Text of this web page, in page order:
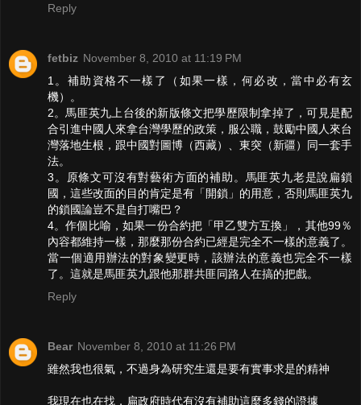
Reply
fetbiz November 8, 2010 at 11:19 PM
1。補助資格不一樣了（如果一樣，何必改，當中必有玄
機）。
2。馬匪英九上台後的新版條文把學歷限制拿掉了，可見是配
合引進中國人來拿台灣學歷的政策，服公職，鼓勵中國人來台
灣落地生根，跟中國對圖博（西藏）、東突（新疆）同一套手
法。
3。原條文可沒有對藝術方面的補助。馬匪英九老是說扁鎖
國，這些改面的目的肯定是有「開鎖」的用意，否則馬匪英九
的鎖國論豈不是自打嘴巴？
4。作個比喻，如果一份合約把「甲乙雙方互換」，其他99％
內容都維持一樣，那麼那份合約已經是完全不一樣的意義了。
當一個適用辦法的對象變更時，該辦法的意義也完全不一樣
了。這就是馬匪英九跟他那群共匪同路人在搞的把戲。
Reply
Bear November 8, 2010 at 11:26 PM
雖然我也很氣，不過身為研究生還是要有實事求是的精神
我現在也在找，扁政府時代有沒有補助這麼多錢的證據